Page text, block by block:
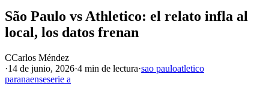
São Paulo vs Athletico: el relato infla al
local, los datos frenan
CCarlos Méndez
·14 de junio, 2026·4 min de lectura·sao pauloatletico
paranaenseserie a